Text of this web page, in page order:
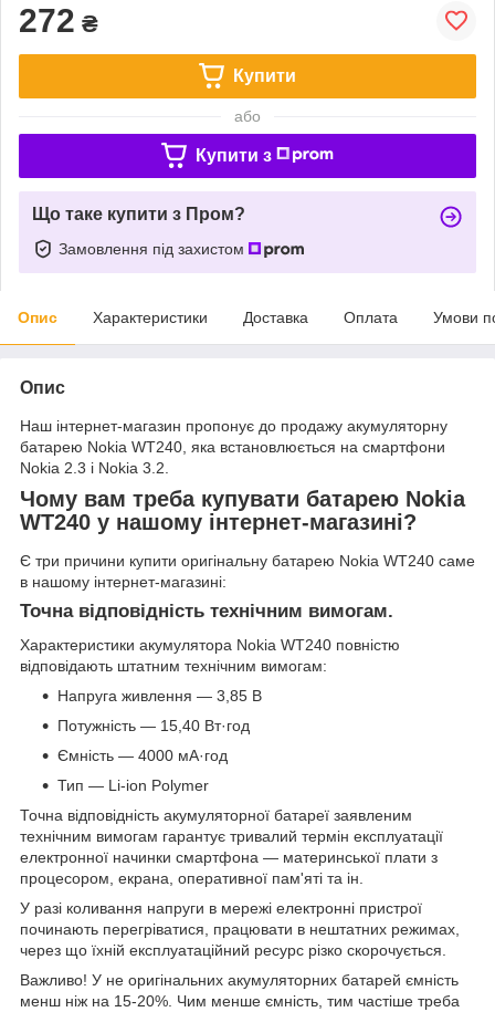
272 ₴
Купити
або
Купити з
Що таке купити з Пром?
Замовлення під захистом
Опис Характеристики Доставка Оплата Умови
Опис
Наш інтернет-магазин пропонує до продажу акумуляторну
батарею Nokia WT240, яка встановлюється на смартфони
Nokia 2.3 і Nokia 3.2.
Чому вам треба купувати батарею Nokia
WT240 у нашому інтернет-магазині?
Є три причини купити оригінальну батарею Nokia WT240 саме
в нашому інтернет-магазині:
Точна відповідність технічним вимогам.
Характеристики акумулятора Nokia WT240 повністю
відповідають штатним технічним вимогам:
Напруга живлення — 3,85 В
Потужність — 15,40 Вт·год
Ємність — 4000 мА·год
Тип — Li-ion Polymer
Точна відповідність акумуляторної батареї заявленим
технічним вимогам гарантує тривалий термін експлуатації
електронної начинки смартфона — материнської плати з
процесором, екрана, оперативної пам'яті та ін.
У разі коливання напруги в мережі електронні пристрої
починають перегріватися, працювати в нештатних режимах,
через що їхній експлуатаційний ресурс різко скорочується.
Важливо! У не оригінальних акумуляторних батарей ємність
менш ніж на 15-20%. Чим менше ємність, тим частіше треба